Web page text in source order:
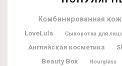
Комбинированная
LoveLula Сыворотка для
Английская косметика
Beauty Box
Hourglass